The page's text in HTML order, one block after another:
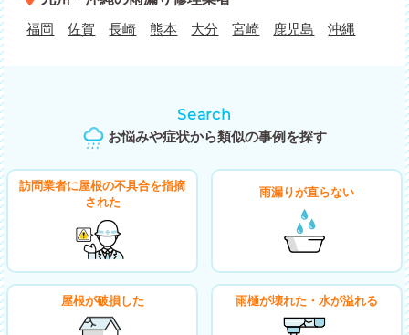
福岡
佐賀 長崎 熊本 大分 宮崎 鹿児島 沖縄
お悩みや症状から類似の事例を探す
Search
訪問業者に屋根の不具合を指摘
された
雨漏りが直らない
屋根が破損した 雨樋が壊れた・水が溢れる